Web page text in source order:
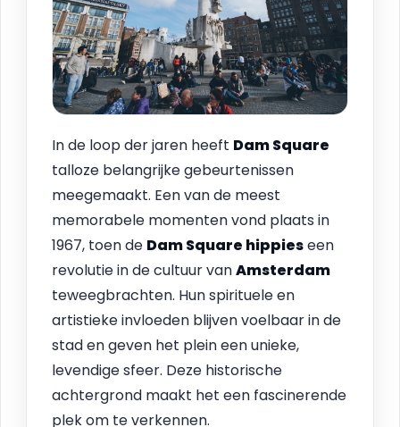
In de loop der jaren heeft Dam Square
talloze belangrijke gebeurtenissen
meegemaakt. Een van de meest
memorabele momenten vond plaats in
1967, toen de Dam Square hippieseen
revolutie in de cultuur vanAmsterdam
teweegbrachten. Hun spirituele en
artistieke invloeden blijven voelbaar in de
stad en geven het plein een unieke,
levendige sfeer. Deze historische
achtergrond maakt het een fascinerende
plek om te verkennen.